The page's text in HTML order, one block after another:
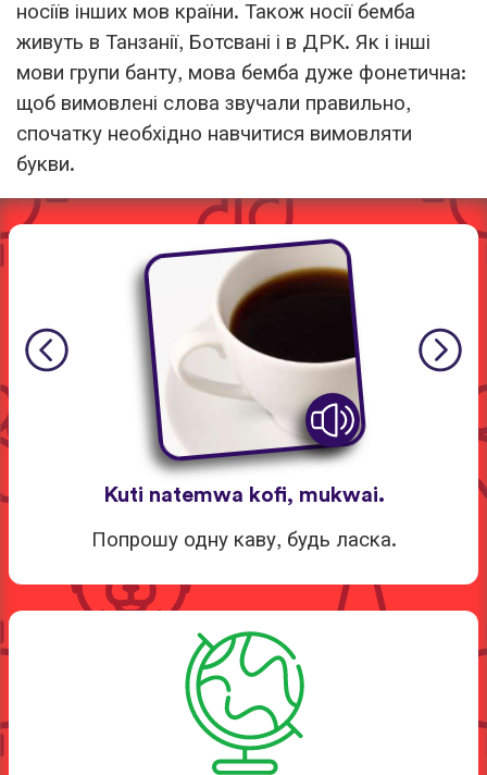
носіїв інших мов країни. Також носії бемба
живуть в Танзанії, Ботсвані і в ДРК. Як і інші
мови групи банту, мова бемба дуже фонетична:
щоб вимовлені слова звучали правильно,
спочатку необхідно навчитися вимовляти
букви.
Kuti natemwa kofi, mukwai.
Попрошу одну каву, будь ласка.